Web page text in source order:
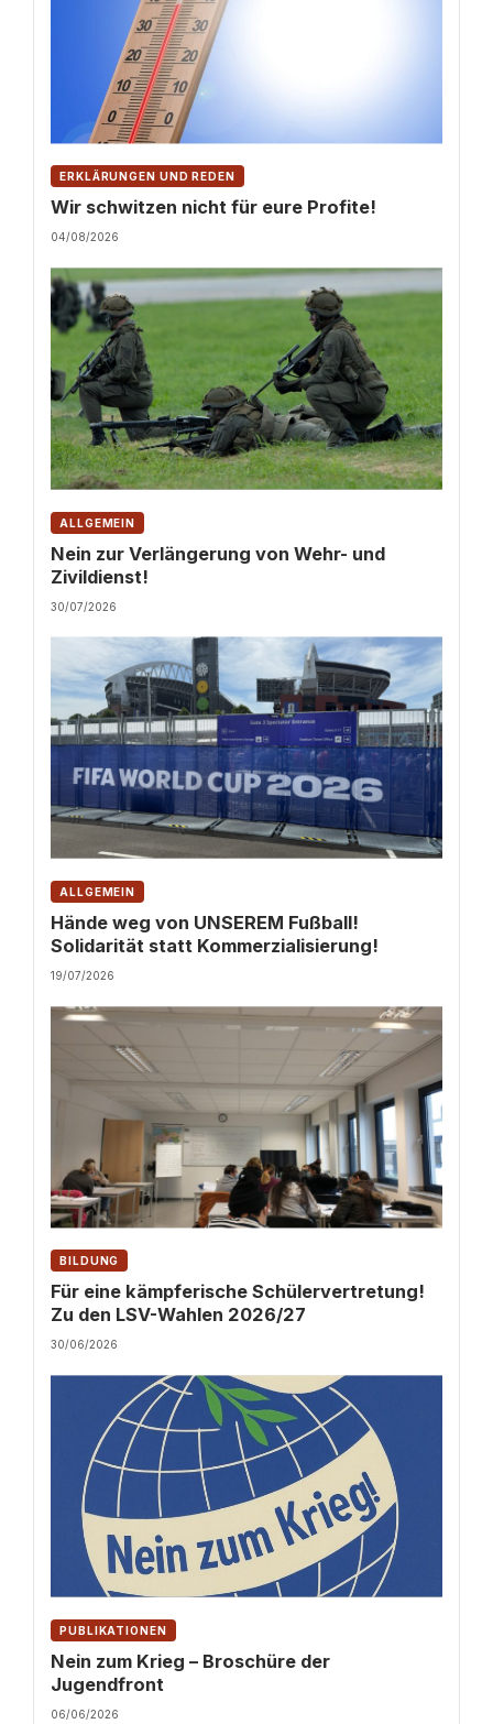
ERKLÄRUNGEN UND REDEN
Wir schwitzen nicht für eure Profite!
04/08/2026
ALLGEMEIN
Nein zur Verlängerung von Wehr- und
Zivildienst!
30/07/2026
ALLGEMEIN
Hände weg von UNSEREM Fußball!
Solidarität statt Kommerzialisierung!
19/07/2026
BILDUNG
Für eine kämpferische Schülervertretung!
Zu den LSV-Wahlen 2026/27
30/06/2026
PUBLIKATIONEN
Nein zum Krieg – Broschüre der
Jugendfront
06/06/2026